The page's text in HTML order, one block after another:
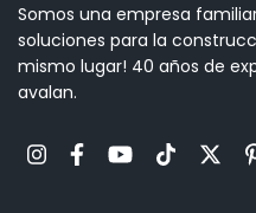
Somos una empresa
soluciones para la
mismo lugar! 40 años de
avalan.